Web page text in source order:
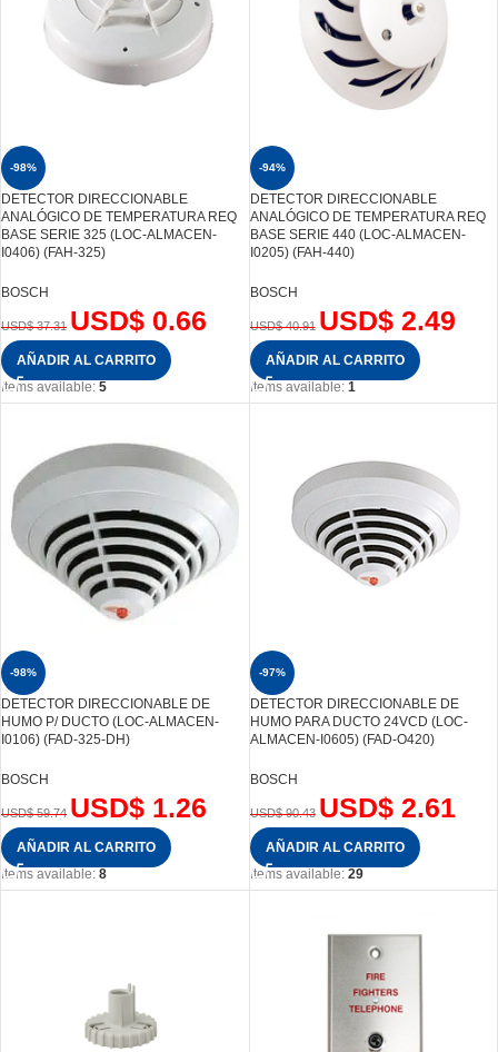
-98%
DETECTOR DIRECCIONABLE
ANALÓGICO DE TEMPERATURA REQ
BASE SERIE 325 (LOC-ALMACEN-
I0406) (FAH-325)
BOSCH
USD$37.31 USD$ 0.66
AÑADIR AL CARRITO
Items available: 5
-94%
DETECTOR DIRECCIONABLE
ANALÓGICO DE TEMPERATURA REQ
BASE SERIE 440 (LOC-ALMACEN-
I0205) (FAH-440)
BOSCH
USD$40.91 USD$2.49
AÑADIR AL CARRITO
Items available: 1
-98%
DETECTOR DIRECCIONABLE DE
HUMO P/ DUCTO (LOC-ALMACEN-
I0106) (FAD-325-DH)
BOSCH
USD$59.74 USD$ 1.26
AÑADIR AL CARRITO
Items available: 8
-97%
DETECTOR DIRECCIONABLE DE
HUMO PARA DUCTO 24VCD (LOC-
ALMACEN-I0605) (FAD-O420)
BOSCH
USD$90.43 USD$2.61
AÑADIR AL CARRITO
Items available: 29